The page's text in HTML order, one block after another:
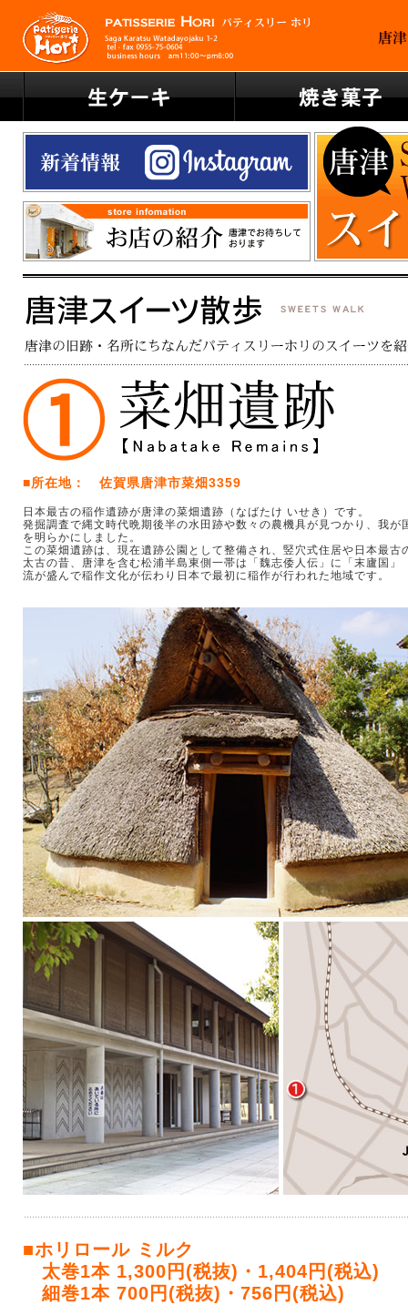
■所在地： 佐賀県唐津市菜畑3359
日本最古の稲作遺跡が唐津の菜畑遺跡（なばたけ いせき）です。
発掘調査で縄文時代晩期後半の水田跡や数々の農機具が見つかり、我
を明らかにしました。
この菜畑遺跡は、現在遺跡公園として整備され、竪穴式住居や日本最古
太古の昔、唐津を含む松浦半島東側一帯は「魏志倭人伝」に「末廬国
流が盛んで稲作文化が伝わり日本で最初に稲作が行われた地域です。
■ホリロール ミルク
太巻1本 1,300円(税抜)・1,404円(税込)
細巻1本 700円(税抜)・756円(税込)